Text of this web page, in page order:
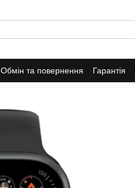
Обмін та повернення Гарантія